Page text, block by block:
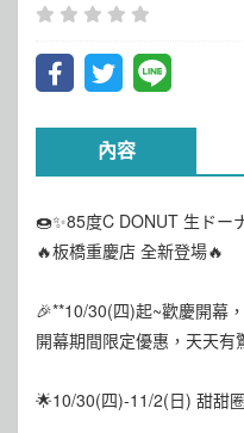
內容
🍩✨85度C DONUT 生ドー
🔥板橋重慶店 全新登場🔥
🎉**10/30(四)起~歡慶開幕
開幕期間限定優惠，天天有
🌟10/30(四)-11/2(日) 甜甜